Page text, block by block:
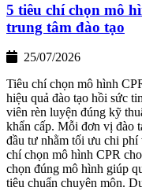
5 tiêu chí chọn mô
trung tâm đào tạo
25/07/2026
Tiêu chí chọn mô hình
hiệu quả đào tạo hồi sức
viên rèn luyện đúng kỹ
khẩn cấp. Mỗi đơn vị đào
đầu tư nhằm tối ưu chi phí
chí chọn mô hình CPR
chọn đúng mô hình giúp
tiêu chuẩn chuyên môn.